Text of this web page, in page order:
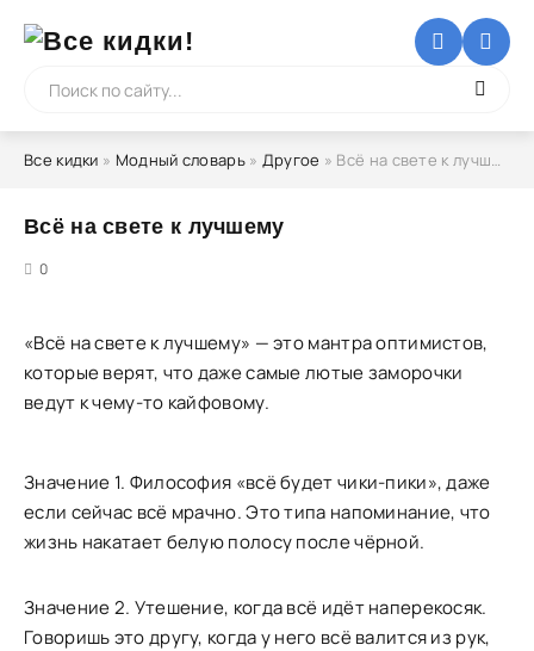
Все кидки » Модный словарь» Другое » Всё на свете к лучшему
Всё на свете к лучшему
0
«Всё на свете к лучшему» — это мантра оптимистов,
которые верят, что даже самые лютые заморочки
ведут к чему-то кайфовому.
Значение 1. Философия «всё будет чики-пики», даже
если сейчас всё мрачно. Это типа напоминание, что
жизнь накатает белую полосу после чёрной.
Значение 2. Утешение, когда всё идёт наперекосяк.
Говоришь это другу, когда у него всё валится из рук,